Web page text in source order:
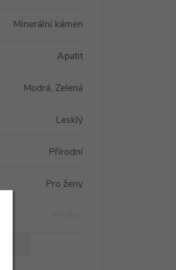
Minerální kámen
Apatit
Modrá, Zelená
Lesklý
Přírodní
Pro ženy